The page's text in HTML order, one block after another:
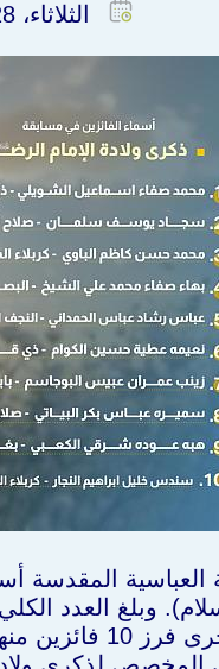
الثلاثاء، 28 أبريل 2026 في 3:31:37 م
العباسية المقدسة
الدرجة